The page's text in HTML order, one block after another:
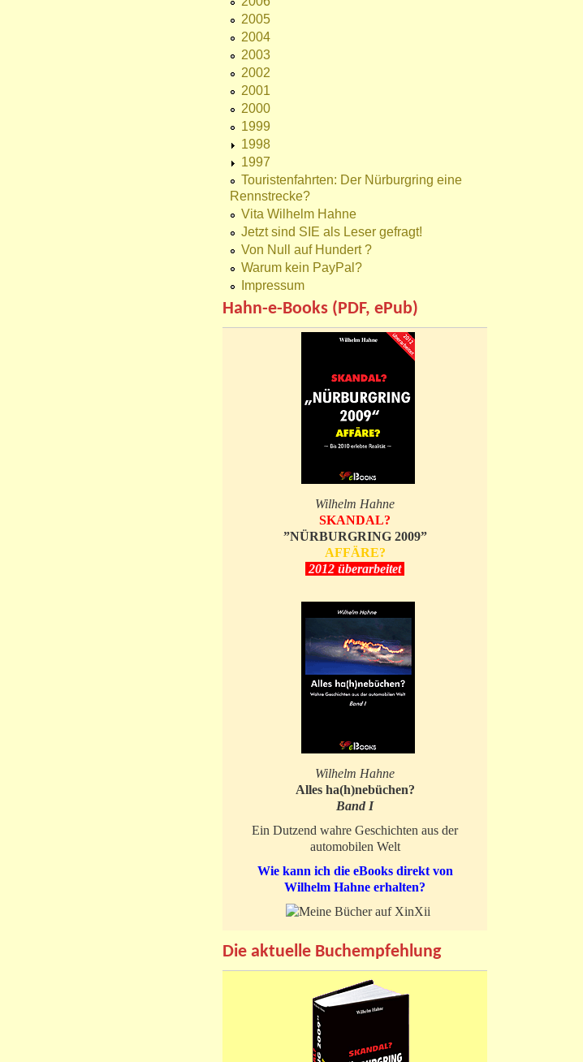
2005
2004
2003
2002
2001
2000
1999
1998
1997
Touristenfahrten: Der Nürburgring eine
Rennstrecke?
Vita Wilhelm Hahne
Jetzt sind SIE als Leser gefragt!
Von Null auf Hundert ?
Warum kein PayPal?
Impressum
Hahn-e-Books (PDF, ePub)
Wilhelm Hahne
SKANDAL?
”NÜRBURGRING 2009”
AFFÄRE?
2012 überarbeitet
Wilhelm Hahne
Alles ha(h)nebüchen?
Band I
Ein Dutzend wahre Geschichten aus der
automobilen Welt
Wie kann ich die eBooks direkt von
Wilhelm Hahne erhalten?
Die aktuelle Buchempfehlung